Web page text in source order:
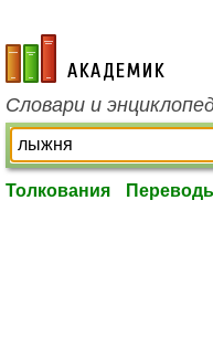
academic.ru
Словари и
Толкования